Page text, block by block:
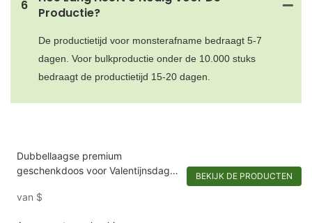
6
Productie?
De productietijd voor monsterafname bedraagt ​​5-7
dagen. Voor bulkproductie onder de 10.000 stuks
bedraagt ​​de productietijd 15-20 dagen.
Dubbellaagse premium
geschenkdoos voor Valentijnsdag:
& Dual-Scenario-opslag
van $
BEKIJK DE PRODUCTEN